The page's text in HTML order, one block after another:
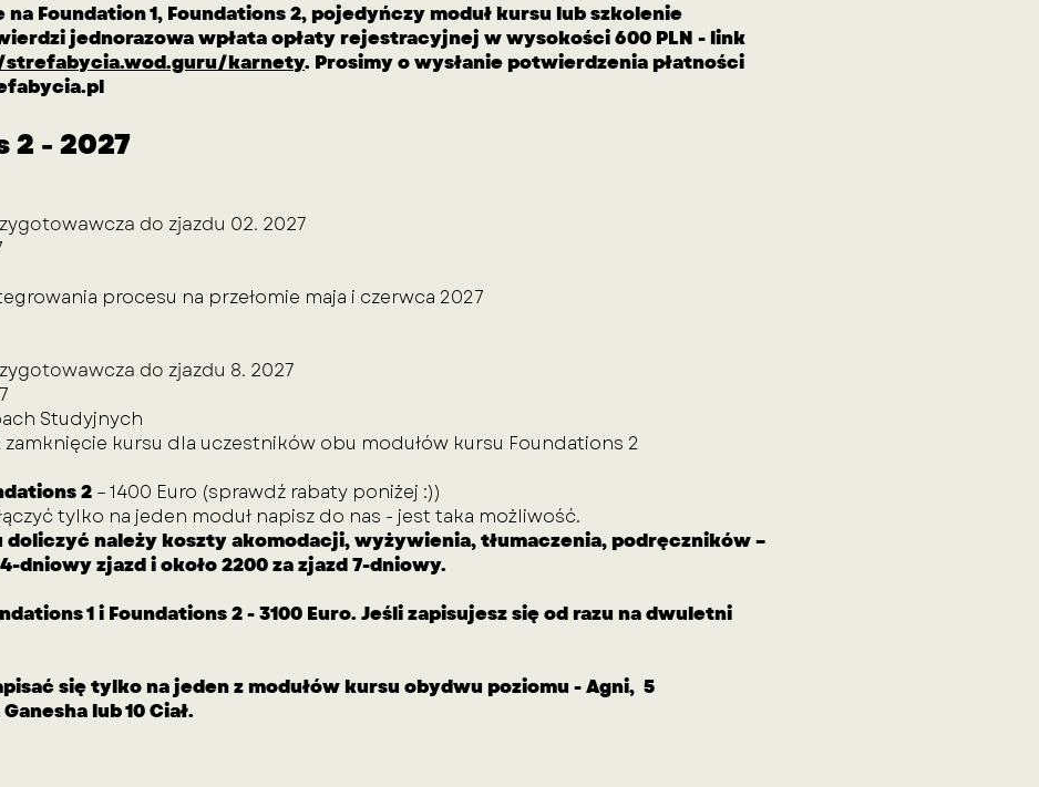
na Foundation 1, Foundations 2, pojedyńczy moduł kursu lub szkolenie
jednorazowa wpłata opłaty rejestracyjnej w wysokości 600 PLN - link
karnety. Prosimy o wysłanie potwierdzenia płatności
2 - 2027
do zjazdu 02. 2027
procesu na przełomie maja i czerwca 2027
do zjazdu 8. 2027
Studyjnych
zamknięcie kursu dla uczestników obu modułów kursu Foundations 2
2 – 1400 Euro (sprawdź rabaty poniżej :))
tylko na jeden moduł napisz do nas - jest taka możliwość.
doliczyć należy koszty akomodacji, wyżywienia, tłumaczenia, podręczników –
4-dniowy zjazd i około 2200 za zjazd 7-dniowy.
1 i Foundations 2 - 3100 Euro. Jeśli zapisujesz się od razu na dwuletni
się tylko na jeden z modułów kursu obydwu poziomu - Agni, 5
Ganesha​ lub 10 Ciał.